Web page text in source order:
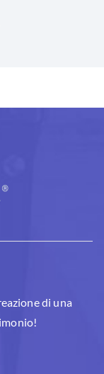
di una